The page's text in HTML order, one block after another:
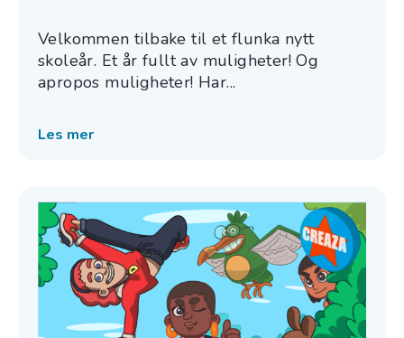
Velkommen tilbake til et flunka nytt
skoleår. Et år fullt av muligheter! Og
apropos muligheter! Har...
Les mer